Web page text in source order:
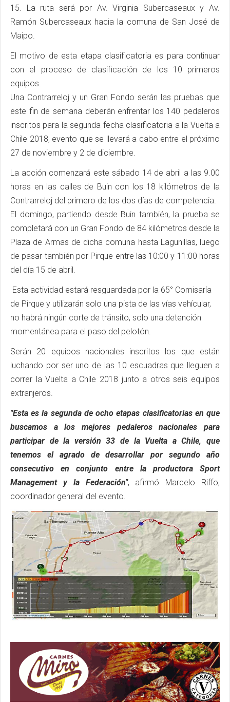
15. La ruta será por Av. Virginia Subercaseaux y Av.
Ramón Subercaseaux hacia la comuna de San José de
Maipo.
El motivo de esta etapa clasificatoria es para continuar
con el proceso de clasificación de los 10 primeros
equipos.
Una Contrarreloj y un Gran Fondo serán las pruebas que
este fin de semana deberán enfrentar los 140 pedaleros
inscritos para la segunda fecha clasificatoria a la Vuelta a
Chile 2018, evento que se llevará a cabo entre el próximo
27 de noviembre y 2 de diciembre.
La acción comenzará este sábado 14 de abril a las 9.00
horas en las calles de Buin con los 18 kilómetros de la
Contrarreloj del primero de los dos días de competencia.
El domingo, partiendo desde Buin también, la prueba se
completará con un Gran Fondo de 84 kilómetros desde la
Plaza de Armas de dicha comuna hasta Lagunillas, luego
de pasar también por Pirque entre las 10:00 y 11:00 horas
del día 15 de abril.
Esta actividad estará resguardada por la 65° Comisaría
de Pirque y utilizarán solo una pista de las vías vehícular,
no habrá ningún corte de tránsito, solo una detención
momentánea para el paso del pelotón.
Serán 20 equipos nacionales inscritos los que están
luchando por ser uno de las 10 escuadras que lleguen a
correr la Vuelta a Chile 2018 junto a otros seis equipos
extranjeros.
"Esta es la segunda de ocho etapas clasificatorias en que
buscamos a los mejores pedaleros nacionales para
participar de la versión 33 de la Vuelta a Chile, que
tenemos el agrado de desarrollar por segundo año
consecutivo en conjunto entre la productora Sport
Management y la Federación", afirmó Marcelo Riffo,
coordinador general del evento.